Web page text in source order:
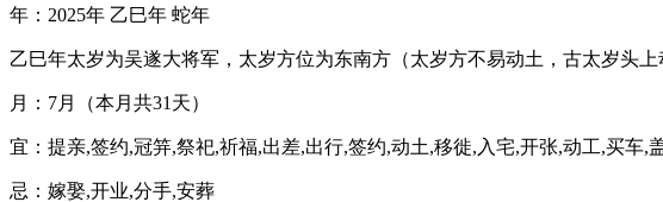
年：2025年 乙巳年 蛇年
乙巳年太岁为吴遂大将军，太岁方位为东南方（太岁方不易动土，古太岁头上
月：7月（本月共31天）
宜：提亲,签约,冠笄,祭祀,祈福,出差,出行,签约,动土,移徙,入宅,开张,动工,买车,
忌：嫁娶,开业,分手,安葬